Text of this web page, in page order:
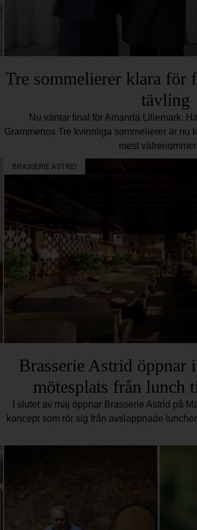
Tre sommelierer klara för
tävling
Nu väntar final för Amanda Liliemark,
Grammenos Tre kvinnliga sommelierer är nu
mest
BRASSERIE ASTRID
Brasserie Astrid öppnar
mötesplats från lunch
I slutet av maj öppnar Brasserie Astrid på
koncept som rör sig från avslappnade